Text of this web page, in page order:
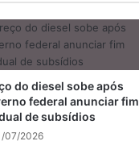
do diesel sobe após
federal anunciar fim
de subsídios
07/2026